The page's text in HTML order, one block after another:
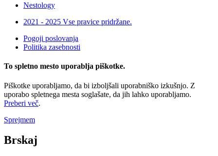
Nestology
2021 - 2025 Vse pravice pridržane.
Pogoji poslovanja
Politika zasebnosti
To spletno mesto uporablja piškotke.
Piškotke uporabljamo, da bi izboljšali uporabniško izkušnjo. Z
uporabo spletnega mesta soglašate, da jih lahko uporabljamo.
Preberi več.
Sprejmem
Brskaj